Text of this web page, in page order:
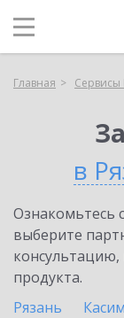
Главная Сервисы
в
Ознакомьтесь
выберите
продукта.
Рязань